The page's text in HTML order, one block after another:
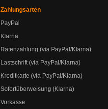
Zahlungsarten
PayPal
Klarna
Ratenzahlung (via PayPal/Klarna)
Lastschrift (via PayPal/Klarna)
Kreditkarte (via PayPal/Klarna)
Sofortüberweisung (Klarna)
Vorkasse